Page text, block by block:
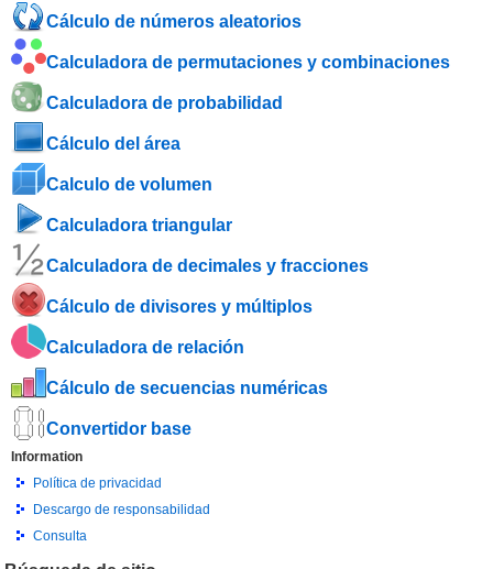
Cálculo de números aleatorios
Calculadora de permutaciones y combinaciones
Calculadora de probabilidad
Cálculo del área
Calculo de volumen
Calculadora triangular
Calculadora de decimales y fracciones
Cálculo de divisores y múltiplos
Calculadora de relación
Cálculo de secuencias numéricas
Convertidor base
Information
Política de privacidad
Descargo de responsabilidad
Consulta